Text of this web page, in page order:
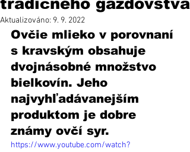
Aktualizováno: 9. 9. 2022
Ovčie mlieko v porovnaní
s kravským obsahuje
dvojnásobné množstvo
bielkovín. Jeho
najvyhľadávanejším
produktom je dobre
známy ovčí syr.
https://www.youtube.com/watch?